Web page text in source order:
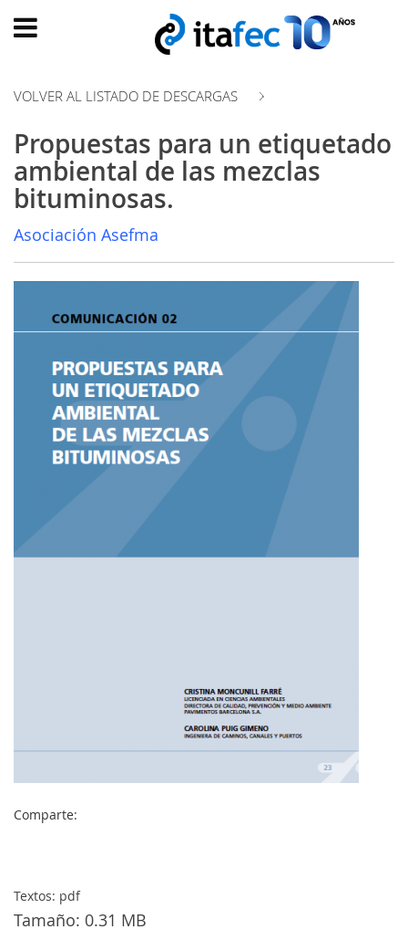
Main
INICIO
EVOLUCIÓN
EVENTOS
WATCH
NOW
PRODUMER
TRANSFORMACIÓN
CUSTOMER
EXPERIENCE
FAQ
Comparte:
VOLVER AL LISTADO DE DESCARGAS
Propuestas para un etiquetado
ambiental de las mezclas
bituminosas.
Asociación Asefma
Comparte:
Textos: pdf
Tamaño: 0.31 MB